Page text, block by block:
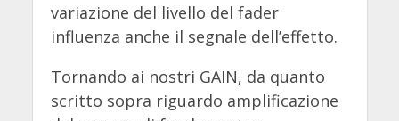
variazione del livello del fader
influenza anche il segnale dell’effetto.
Tornando ai nostri GAIN, da quanto
scritto sopra riguardo amplificazione